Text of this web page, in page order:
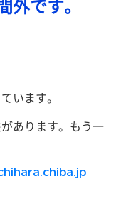
外です。
います。
あります。もう一